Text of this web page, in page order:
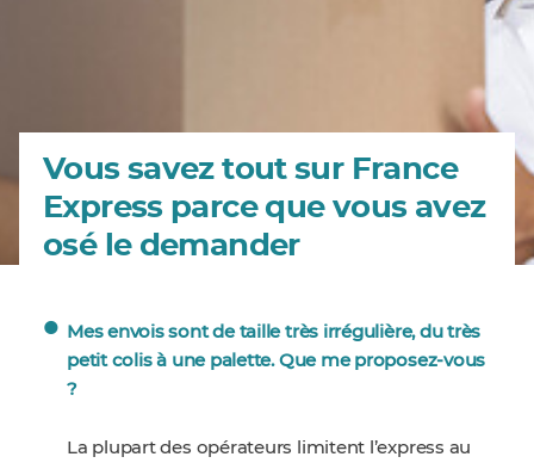
Vous savez tout sur France
Express parce que vous avez
osé le demander
Mes envois sont de taille très irrégulière, du très
petit colis à une palette. Que me proposez-vous
?
La plupart des opérateurs limitent l’express au